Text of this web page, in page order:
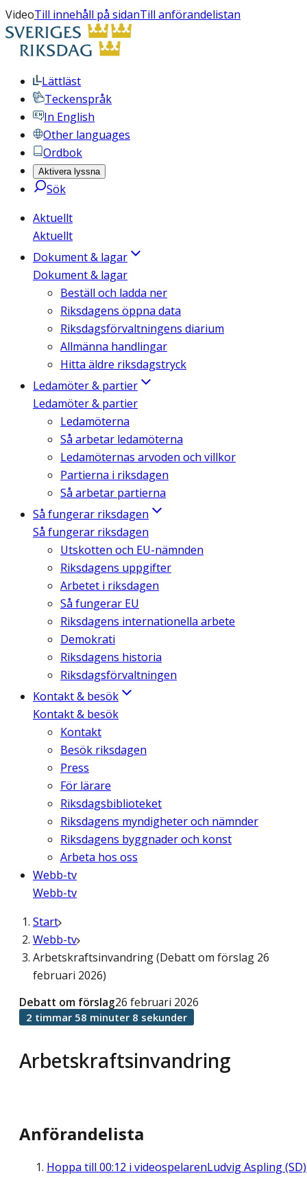
VideoTill innehåll på sidanTill anförandelistan
Lättläst
Teckenspråk
In English
Other languages
Ordbok
Aktivera lyssna
Sök
Aktuellt
Aktuellt
Dokument & lagar
Dokument & lagar
Beställ och ladda ner
Riksdagens öppna data
Riksdagsförvaltningens diarium
Allmänna handlingar
Hitta äldre riksdagstryck
Ledamöter & partier
Ledamöter & partier
Ledamöterna
Så arbetar ledamöterna
Ledamöternas arvoden och villkor
Partierna i riksdagen
Så arbetar partierna
Så fungerar riksdagen
Så fungerar riksdagen
Utskotten och EU-nämnden
Riksdagens uppgifter
Arbetet i riksdagen
Så fungerar EU
Riksdagens internationella arbete
Demokrati
Riksdagens historia
Riksdagsförvaltningen
Kontakt & besök
Kontakt & besök
Kontakt
Besök riksdagen
Press
För lärare
Riksdagsbiblioteket
Riksdagens myndigheter och nämnder
Riksdagens byggnader och konst
Arbeta hos oss
Webb-tv
Webb-tv
Start
Webb-tv
Arbetskraftsinvandring (Debatt om förslag 26
februari 2026)
Arbetskraftsinvandring
Debatt om förslag26 februari 2026
2 timmar 58 minuter 8 sekunder
Anförandelista
Hoppa till 00:12 i videospelarenLudvig Aspling (SD)